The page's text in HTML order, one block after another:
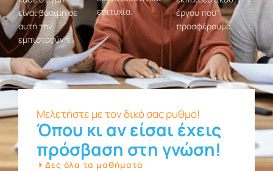
είναι βάσιμη σε
αυτή την
εμπιστοσύνη.
επιτυχία.
έργου που
προσφέρουμε.
Μελετήστε με τον δικό σας ρυθμό!
Όπου κι αν είσαι έχεις
πρόσβαση στη γνώση!
Δες όλα τα μαθήματα